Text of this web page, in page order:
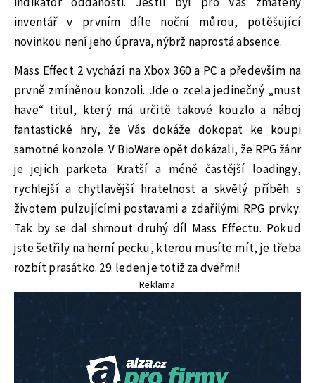
inventář v prvním díle noční můrou, potěšující
novinkou není jeho úprava, nýbrž naprostá absence.
Mass Effect 2 vychází na Xbox 360 a PC a především na
prvně zmíněnou konzoli. Jde o zcela jedinečný „must
have“ titul, který má určitě takové kouzlo a náboj
fantastické hry, že Vás dokáže dokopat ke koupi
samotné konzole. V BioWare opět dokázali, že RPG žánr
je jejich parketa. Kratší a méně častější loadingy,
rychlejší a chytlavější hratelnost a skvělý příběh s
životem pulzujícími postavami a zdařilými RPG prvky.
Tak by se dal shrnout druhý díl Mass Effectu. Pokud
jste šetřily na herní pecku, kterou musíte mít, je třeba
rozbít prasátko. 29. leden je totiž za dveřmi!
Reklama